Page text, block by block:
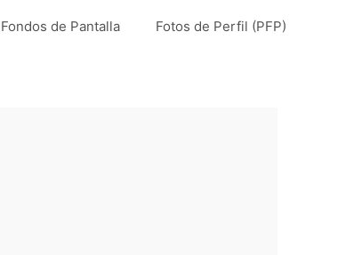
Fondos de Pantalla Fotos de Perfil (PFP)